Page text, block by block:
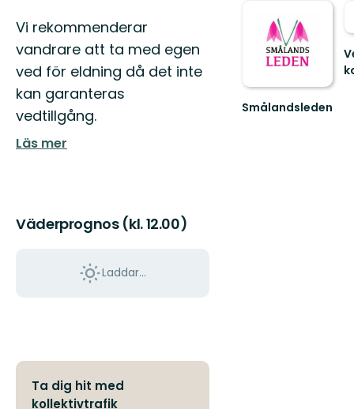
Vi rekommenderar
vandrare att ta med egen
ved för eldning då det inte
kan garanteras
vedtillgång.
Läs mer
Väderprognos (kl. 12.00)
Laddar...
Ta dig hit med
kollektivtrafik
Smålandsleden